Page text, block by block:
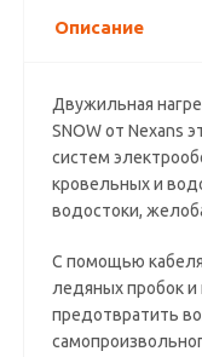
Описание
Двужильная
SNOW от Nexans
систем
кровельных и
водостоки,
С помощью
ледяных пробок и
предотвратить